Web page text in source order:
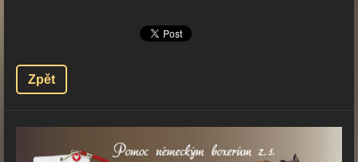
Zpět